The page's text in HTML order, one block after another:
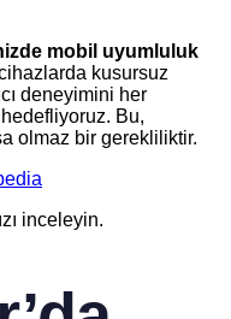
mobil uyumluluk
kusursuz
deneyimini her
Bu,
olmaz bir gerekliliktir.
inceleyin.